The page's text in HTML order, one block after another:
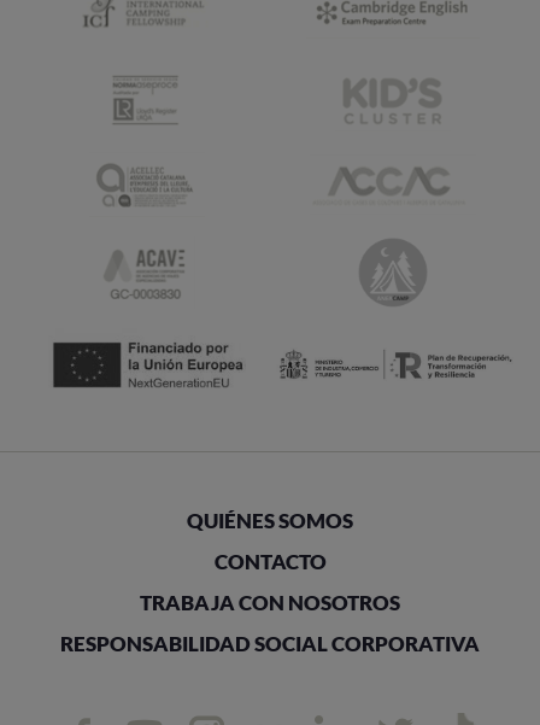
QUIÉNES SOMOS
CONTACTO
TRABAJA CON NOSOTROS
RESPONSABILIDAD SOCIAL CORPORATIVA